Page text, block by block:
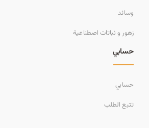
وسائد
زهور و نباتات اصطناعية
حسابي
حسابي
تتبع الطلب